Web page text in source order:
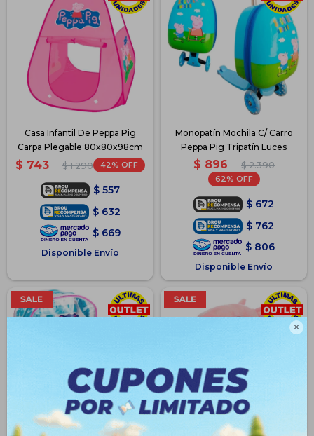

Casa Infantil De Peppa Pig
Carpa Plegable 80x80x98cm
$ 743 $ 1.290 42
$ 557
$ 632
$ 669
Disponible Envío
Monopatín Mochila C/ Carro
Peppa Pig Tripatín Luces
$ 896 $ 2.390
62
$ 672
$ 762
$ 806
Disponible Envío